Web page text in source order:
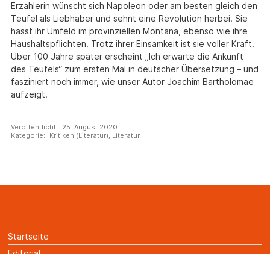
Erzählerin wünscht sich Napoleon oder am besten gleich den
Teufel als Liebhaber und sehnt eine Revolution herbei. Sie
hasst ihr Umfeld im provinziellen Montana, ebenso wie ihre
Haushaltspflichten. Trotz ihrer Einsamkeit ist sie voller Kraft.
Über 100 Jahre später erscheint „Ich erwarte die Ankunft
des Teufels“ zum ersten Mal in deutscher Übersetzung – und
fasziniert noch immer, wie unser Autor Joachim Bartholomae
aufzeigt.
Veröffentlicht:
25. August 2020
Kategorie:
Kritiken (Literatur), Literatur
Startseite